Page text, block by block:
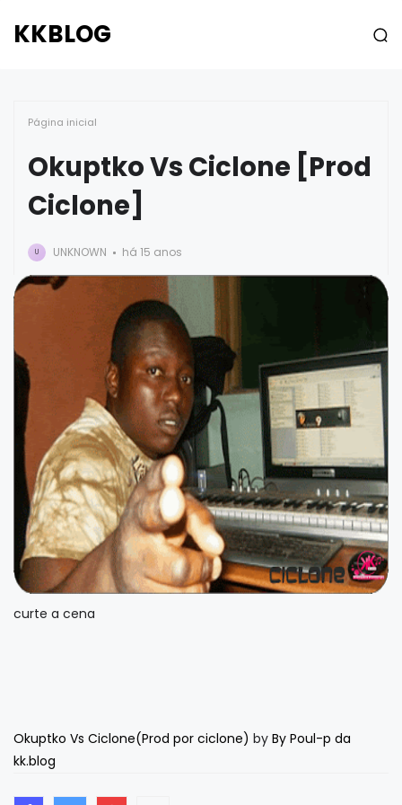
KKBLOG
Página inicial
Okuptko Vs Ciclone [Prod
Ciclone]
U UNKNOWN há 15 anos
curte a cena
Okuptko Vs Ciclone(Prod por ciclone) by By Poul-p da
kk.blog